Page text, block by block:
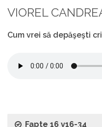
VIOREL
Cum vrei să depăşeşti
Fapte 16 v16-34